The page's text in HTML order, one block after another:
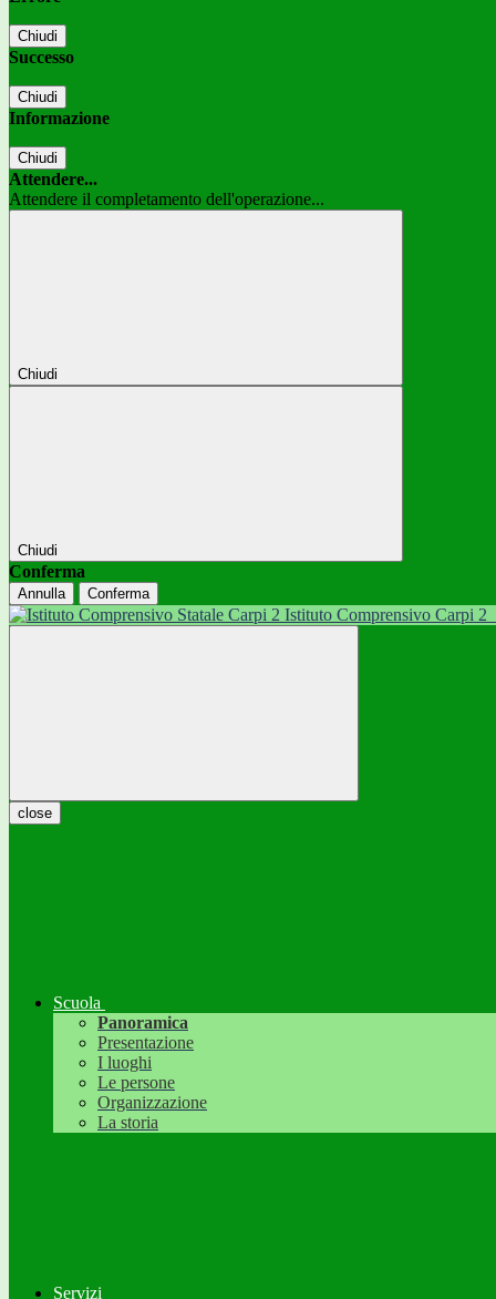
Chiudi
Successo
Chiudi
Informazione
Chiudi
Attendere...
Attendere il completamento dell'operazione...
Chiudi
Chiudi
Conferma
Annulla Conferma
Istituto Comprensivo Carpi 2
close
Scuola
Panoramica
Presentazione
I luoghi
Le persone
Organizzazione
La storia
Servizi